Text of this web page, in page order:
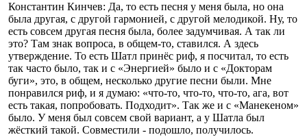
Константин Кинчев: Да, то есть песня у меня была, но она
была другая, с другой гармонией, с другой мелодикой. Ну, то
есть совсем другая песня была, более задумчивая. А так ли
это? Там знак вопроса, в общем-то, ставился. А здесь
утверждение. То есть Шатл принёс риф, я посчитал, то есть
так часто было, так и с «Энергией» было и с «Докторам
буги», это, в общем, несколько другие песни были. Мне
понравился риф, и я думаю: «что-то, что-то, что-то, ага, вот
есть такая, попробовать. Подходит». Так же и с «Манекеном»
было. У меня был совсем свой вариант, а у Шатла был
жёсткий такой. Совместили - подошло, получилось.